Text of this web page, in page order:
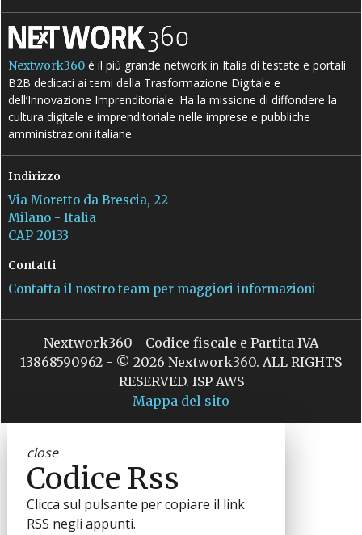
Nextwork360 è il più grande network in Italia di testate e portali
B2B dedicati ai temi della Trasformazione Digitale e
dell’Innovazione Imprenditoriale. Ha la missione di diffondere la
cultura digitale e imprenditoriale nelle imprese e pubbliche
amministrazioni italiane.
Indirizzo
Via Moretto da Brescia, 22
Milano - Italia
CAP 20133
Contatti
Contatta il nostro team per maggiori informazioni
Nextwork360 - Codice fiscale e Partita IVA
13868590962 - © 2026 Nextwork360. ALL RIGHTS
RESERVED. ISP AWS
Mappa del sito
close
Codice Rss
Clicca sul pulsante per copiare il link
RSS negli appunti.